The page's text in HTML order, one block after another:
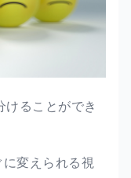
ることができ
変えられる視